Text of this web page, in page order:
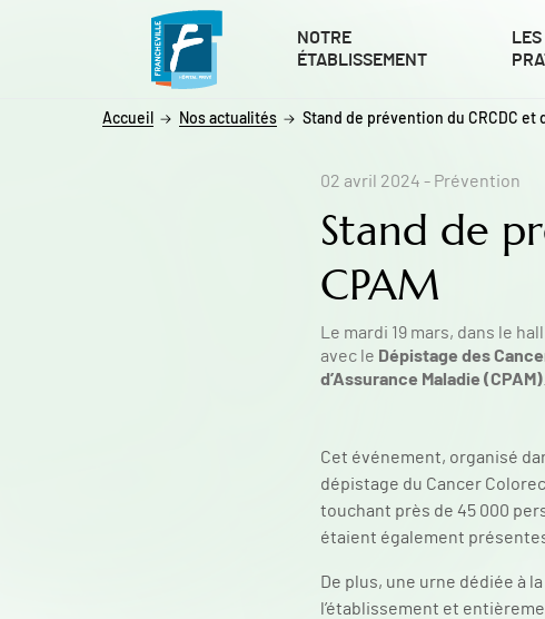
NOTRE
ÉTABLISSEMENT
LES
Accueil Nos actualités Stand de prévention du CRCDC et
02 avril 2024 - Prévention
Stand de
CPAM
Le mardi 19 mars, dans le
avec le Dépistage des
d’Assurance Maladie (CPAM)
Cet événement, organisé
dépistage du Cancer
touchant près de 45 000
étaient également
De plus, une urne dédiée à
l’établissement et